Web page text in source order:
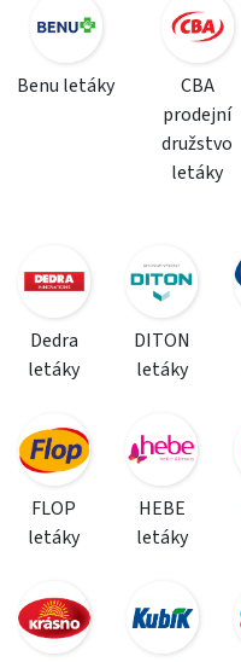
Benu letáky
CBA
prodejní
družstvo
letáky
Dedra
letáky
DITON
letáky
FLOP
letáky
HEBE
letáky